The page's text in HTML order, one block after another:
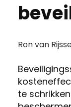
Posted
Ron van
te